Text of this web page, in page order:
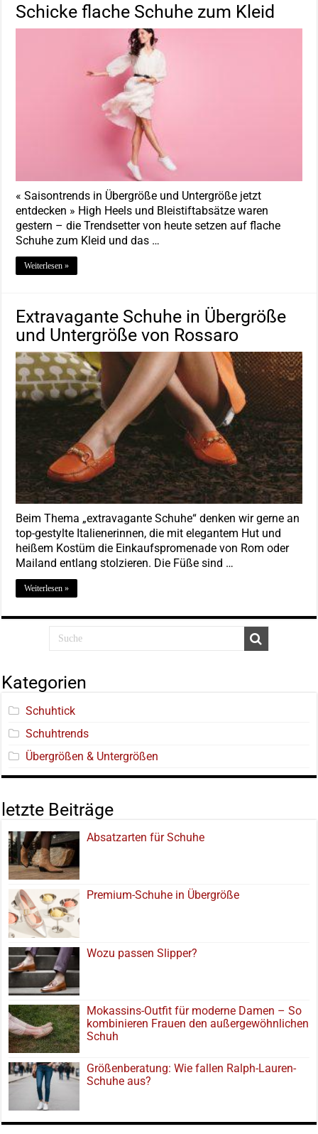
Schicke flache Schuhe zum Kleid
« Saisontrends in Übergröße und Untergröße jetzt
entdecken » High Heels und Bleistiftabsätze waren
gestern – die Trendsetter von heute setzen auf flache
Schuhe zum Kleid und das …
Weiterlesen »
Extravagante Schuhe in Übergröße
und Untergröße von Rossaro
Beim Thema „extravagante Schuhe“ denken wir gerne an
top-gestylte Italienerinnen, die mit elegantem Hut und
heißem Kostüm die Einkaufspromenade von Rom oder
Mailand entlang stolzieren. Die Füße sind …
Weiterlesen »
Kategorien
Schuhtick
Schuhtrends
Übergrößen & Untergrößen
letzte Beiträge
Absatzarten für Schuhe
Premium-Schuhe in Übergröße
Wozu passen Slipper?
Mokassins-Outfit für moderne Damen – So
kombinieren Frauen den außergewöhnlichen
Schuh
Größenberatung: Wie fallen Ralph-Lauren-
Schuhe aus?